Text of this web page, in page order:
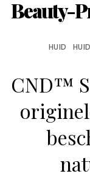
Beauty-
HUID HUID
CND™